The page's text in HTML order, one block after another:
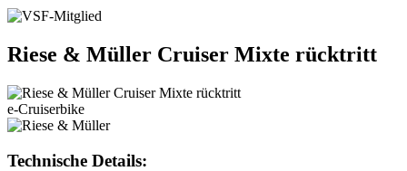
Riese & Müller Cruiser Mixte rücktritt
e-Cruiserbike
Technische Details: